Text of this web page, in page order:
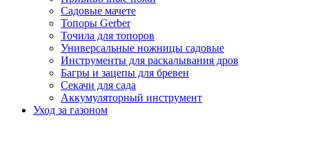
Садовые мачете
Топоры Gerber
Точила для топоров
Универсальные ножницы садовые
Инструменты для раскалывания дров
Багры и зацепы для бревен
Секачи для сада
Аккумуляторный инструмент
Уход за газоном